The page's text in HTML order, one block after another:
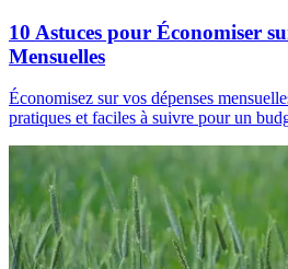
10 Astuces pour Économiser
Mensuelles
Économisez sur vos dépenses
pratiques et faciles à suivre pour un